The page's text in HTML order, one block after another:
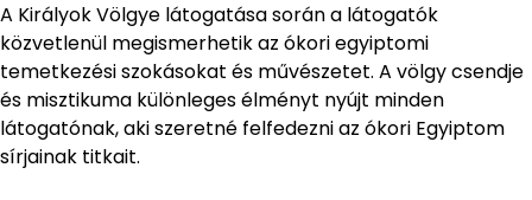
A Királyok Völgye látogatása során a látogatók
közvetlenül megismerhetik az ókori egyiptomi
temetkezési szokásokat és művészetet. A völgy csendje
és misztikuma különleges élményt nyújt minden
látogatónak, aki szeretné felfedezni az ókori Egyiptom
sírjainak titkait.